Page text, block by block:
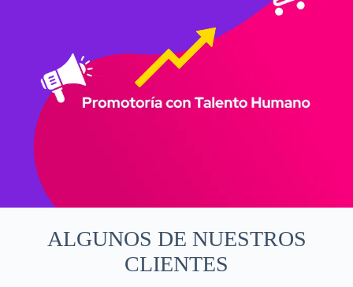
ALGUNOS DE NUESTROS
CLIENTES